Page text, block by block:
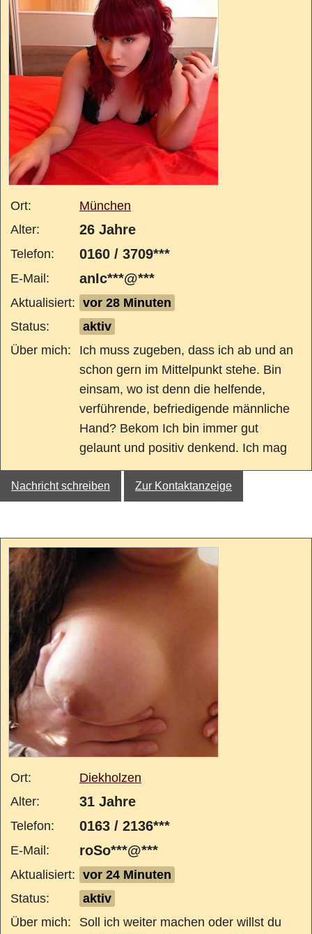
Ort:
München
Alter:
26 Jahre
Telefon: 0160 / 3709***
E-Mail: anIc***@***
Aktualisiert: vor 28 Minuten
Status:
aktiv
Über mich:
Ich muss zugeben, dass ich ab und an
schon gern im Mittelpunkt stehe. Bin
einsam, wo ist denn die helfende,
verführende, befriedigende männliche
Hand? Bekom Ich bin immer gut
gelaunt und positiv denkend. Ich mag
Nachricht schreiben Zur Kontaktanzeige
Ort:
Diekholzen
Alter:
31 Jahre
Telefon: 0163 / 2136***
E-Mail: roSo***@***
Aktualisiert: vor 24 Minuten
Status:
aktiv
Über mich:
Soll ich weiter machen oder willst du